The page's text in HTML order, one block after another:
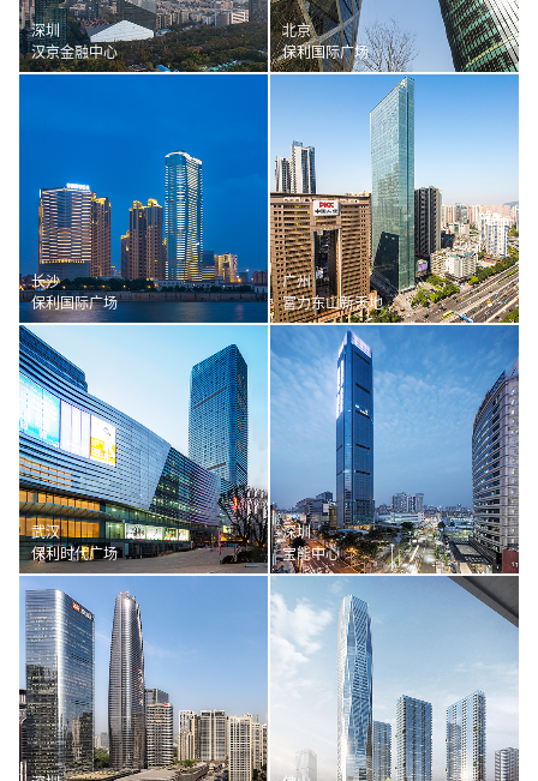
深圳
汉京金融中心
北京
保利国际广场
长沙
保利国际广场
广州
富力东山新天地
武汉
保利时代广场
深圳
宝能中心